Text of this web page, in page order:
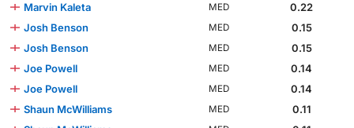
Marvin Kaleta
MED
0.22
Josh Benson
MED
0.15
Josh Benson
MED
0.15
Joe Powell
MED
0.14
Joe Powell
MED
0.14
Shaun McWilliams
MED
0.11